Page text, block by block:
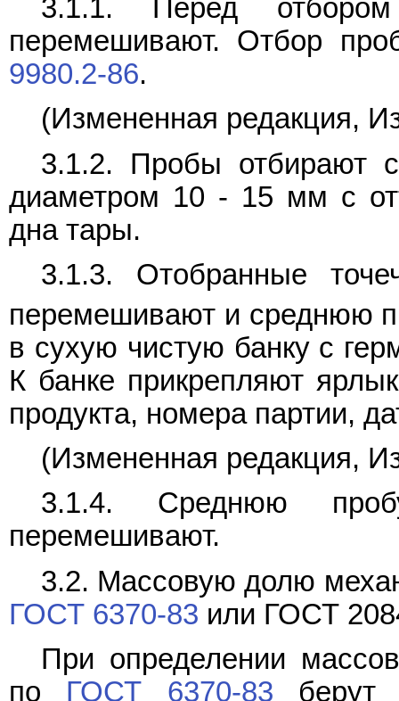
3.1.1. Перед
перемешивают. Отбор
9980.2-86.
(Измененная редакция,
3.1.2. Пробы отбирают
диаметром 10 - 15 мм с
дна тары.
3.1.3. Отобранные
перемешивают и среднюю
в сухую чистую банку с
К банке прикрепляют
продукта, номера партии,
(Измененная редакция,
3.1.4. Среднюю
перемешивают.
3.2. Массовую долю
ГОСТ 6370-83 или ГОСТ
При определении
по ГОСТ 6370-83 берут